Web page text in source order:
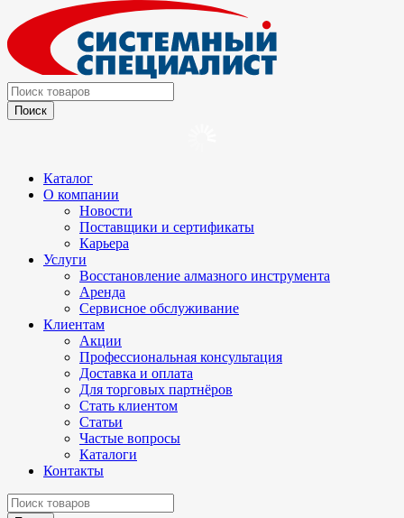
Каталог
О компании
Новости
Поставщики и сертификаты
Карьера
Услуги
Восстановление алмазного инструмента
Аренда
Сервисное обслуживание
Клиентам
Акции
Профессиональная консультация
Доставка и оплата
Для торговых партнёров
Стать клиентом
Статьи
Частые вопросы
Каталоги
Контакты